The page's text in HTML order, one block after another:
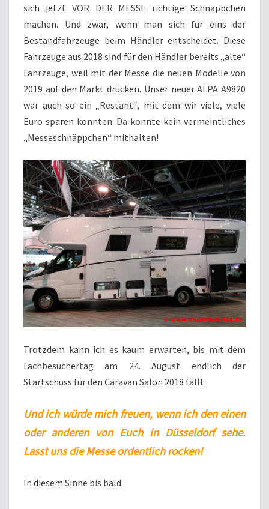
sich jetzt VOR DER MESSE richtige Schnäppchen
machen. Und zwar, wenn man sich für eins der
Bestandfahrzeuge beim Händler entscheidet. Diese
Fahrzeuge aus 2018 sind für den Händler bereits „alte“
Fahrzeuge, weil mit der Messe die neuen Modelle von
2019 auf den Markt drücken. Unser neuer ALPA A9820
war auch so ein „Restant“, mit dem wir viele, viele
Euro sparen konnten. Da konnte kein vermeintliches
„Messeschnäppchen“ mithalten!
Trotzdem kann ich es kaum erwarten, bis mit dem
Fachbesuchertag am 24. August endlich der
Startschuss für den Caravan Salon 2018 fällt.
Und ich würde mich freuen, wenn ich den einen
oder anderen von Euch in Düsseldorf sehe.
Lasst uns die Messe ordentlich rocken!
In diesem Sinne bis bald.